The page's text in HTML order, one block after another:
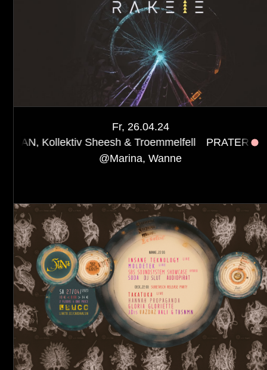
Fr, 26.04.24
Sheesh & Troemmelfell
PRATERRAKETE 🎡🚀
@Marina, Wanne